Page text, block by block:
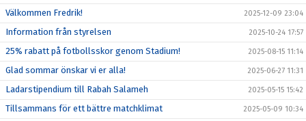
Välkommen Fredrik! 2025-12-09 23:04
Information från styrelsen 2025-10-24 17:57
25% rabatt på fotbollsskor genom Stadium! 2025-08-15 11:14
Glad sommar önskar vi er alla! 2025-06-27 11:31
Ladarstipendium till Rabah Salameh 2025-05-15 15:42
Tillsammans för ett bättre matchklimat 2025-05-09 10:34